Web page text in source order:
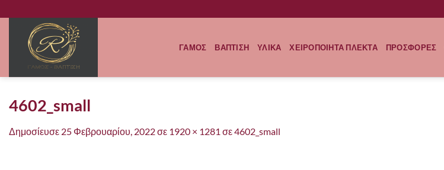
στο
περιεχόμενο
ΓΑΜΟΣ ΒΑΠΤΙΣΗ ΥΛΙΚΑ ΧΕΙΡΟΠΟΙΗΤΑ ΠΛΕΚΤΑ ΠΡΟΣΦΟΡΕΣ
4602_small
Δημοσίευσε 25 Φεβρουαρίου, 2022σε 1920 × 1281 σε4602_small